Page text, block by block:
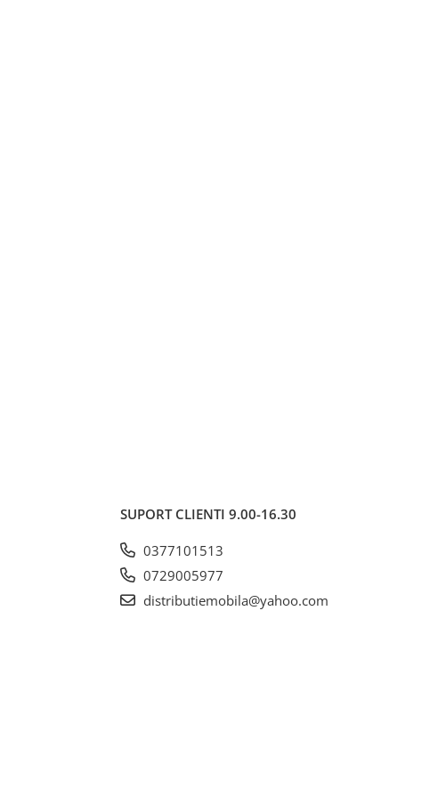
SUPORT CLIENTI 9.00-16.30
0377101513
0729005977
distributiemobila@yahoo.com